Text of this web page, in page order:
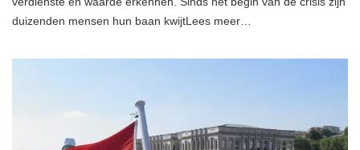
duizenden mensen hun baan kwijtLees meer…